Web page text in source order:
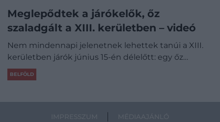
Meglepődtek a járókelők, őz
szaladgált a XIII. kerületben – videó
Nem mindennapi jelenetnek lehettek tanúi a XIII.
kerületben járók június 15-én délelőtt: egy őz…
BELFÖLD